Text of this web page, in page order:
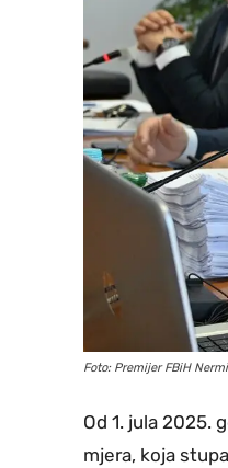
Foto: Premijer FBiH
Od 1. jula 2025.
mjera, koja